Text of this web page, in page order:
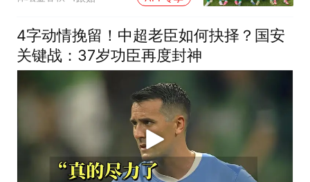
4字动情挽留！中超老臣如何抉择？国安
关键战：37岁功臣再度封神